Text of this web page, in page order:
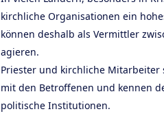
kirchliche Organisationen ein
können deshalb als Vermittler
agieren.
Priester und kirchliche
mit den Betroffenen und kennen
politische Institutionen.